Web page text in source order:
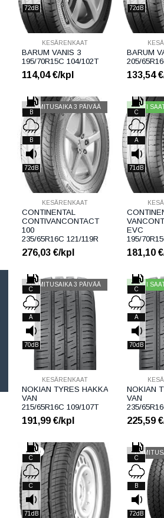
72dB
KESÄRENKAAT
BARUM VANIS 3
195/70R15C 104/102T
114,04€/kpl
72dB
BARUM
205/
133,54
TOIMITUSAIKA 3 PÄIVÄÄ
B
B
72dB
KESÄRENKAAT
CONTINENTAL
CONTIVANCONTACT
100
235/65R16C 121/119R
276,03€/kpl
HETI
C
A
71dB
EVC
195/
181,10
TOIMITUSAIKA 3 PÄIVÄÄ
C
A
70dB
KESÄRENKAAT
NOKIAN TYRES HAKKA
VAN
215/65R16C 109/107T
191,99€/kpl
HETI
C
A
70dB
NOKIAN
VAN
235/
225,59
LOPPU
C
C
71dB
C
B
72dB